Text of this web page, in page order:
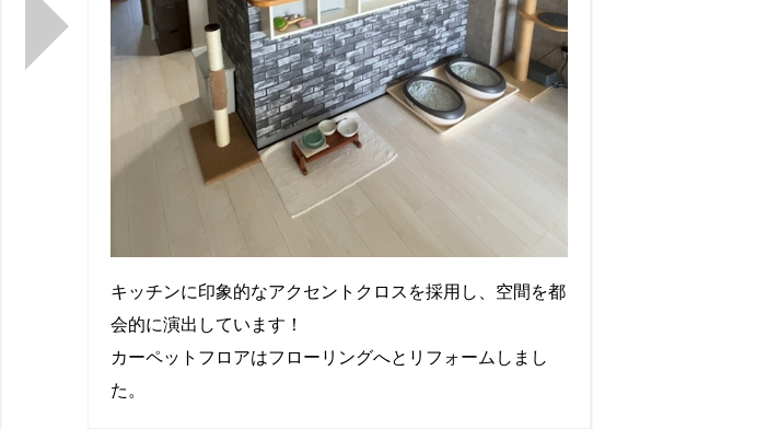
キッチンに印象的なアクセントクロスを採用し、空間を都
会的に演出しています！
カーペットフロアはフローリングへとリフォームしまし
た。